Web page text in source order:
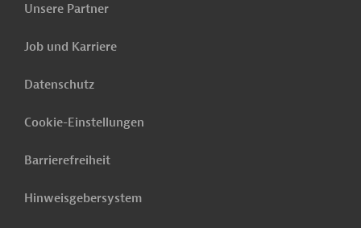
Unsere Partner
Job und Karriere
Datenschutz
Cookie-Einstellungen
Barrierefreiheit
Hinweisgebersystem